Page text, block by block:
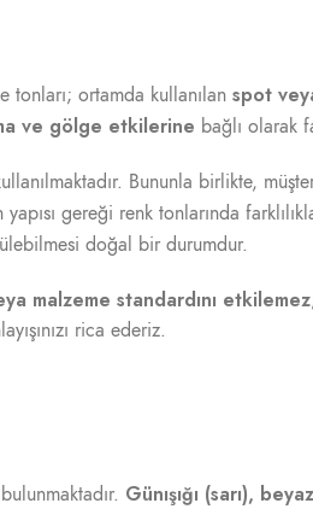
tonları; ortamda kullanılan spot
ve gölge etkilerine bağlı olarak
Bununla birlikte,
gereği renk tonlarında
doğal bir durumdur.
malzeme standardını etkilemez
rica ederiz.
Günışığı (sarı),